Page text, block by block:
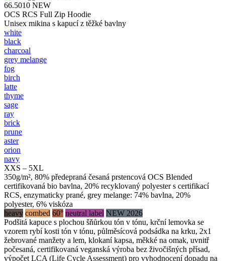
66.5010 NEW
OCS RCS Full Zip Hoodie
Unisex mikina s kapucí z těžké bavlny
white
black
charcoal
grey melange
fog
birch
latte
thyme
sage
ray
brick
prune
aster
orion
navy
XXS – 5XL
350g/m², 80% předepraná česaná prstencová OCS Blended
certifikovaná bio bavlna, 20% recyklovaný polyester s certifikací
RCS, enzymaticky prané, grey melange: 74% bavlna, 20%
polyester, 6% viskóza
heavy combed 60° neutral label NEW 2026
Podšitá kapuce s plochou šňůrkou tón v tónu, krční lemovka se
vzorem rybí kosti tón v tónu, půlměsícová podsádka na krku, 2x1
žebrované manžety a lem, klokaní kapsa, měkké na omak, uvnitř
počesaná, certifikovaná veganská výroba bez živočišných přísad,
výpočet LCA (Life Cycle Assessment) pro vyhodnocení dopadu na